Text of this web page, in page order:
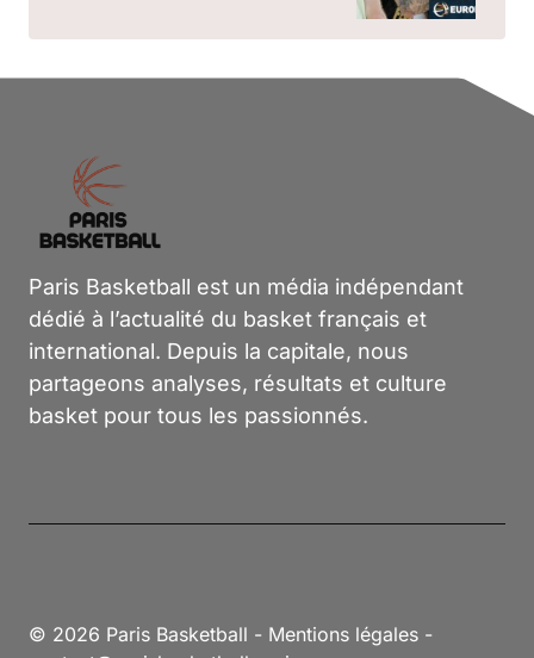
Paris Basketball est un média indépendant
dédié à l’actualité du basket français et
international. Depuis la capitale, nous
partageons analyses, résultats et culture
basket pour tous les passionnés.
© 2026 Paris Basketball - Mentions légales -